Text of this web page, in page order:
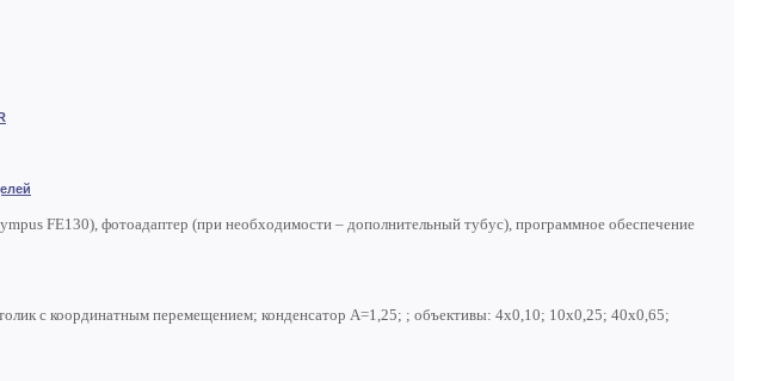
FE130), фотоадаптер (при необходимости – дополнительный тубус), программное обеспечение
с координатным перемещением; конденсатор А=1,25; ; объективы: 4х0,10; 10х0,25; 40х0,65;